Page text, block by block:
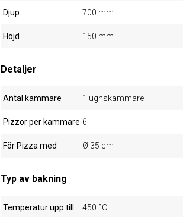
Djup 700 mm
Höjd 150 mm
Detaljer
Antal kammare 1 ugnskammare
Pizzor per kammare 6
För Pizza med Ø 35 cm
Typ av bakning
Temperatur upp till 450 °C